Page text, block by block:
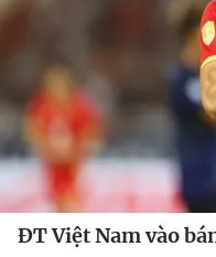
ĐT Việt Nam vào